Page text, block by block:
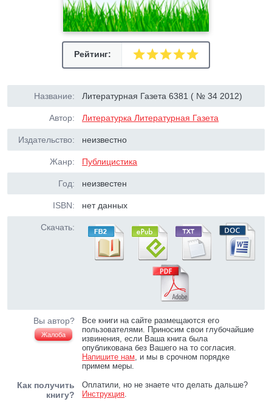
Рейтинг:
Название: Литературная Газета 6381 ( № 34 2012)
Автор: Литературка Литературная Газета
Издательство: неизвестно
Жанр: Публицистика
Год: неизвестен
ISBN: нет данных
Скачать:
Вы автор?
Жалоба
Все книги на сайте размещаются его
пользователями. Приносим свои глубочайшие
извинения, если Ваша книга была
опубликована без Вашего на то согласия.
Напишите нам, и мы в срочном порядке
примем меры.
Как получить
книгу?
Оплатили, но не знаете что делать дальше?
Инструкция.